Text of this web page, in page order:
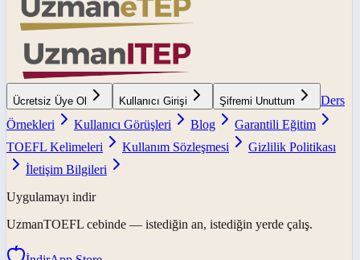
Ücretsiz Üye Ol Kullanıcı Girişi Şifremi Unuttum
Ders
Örnekleri
Kullanıcı Görüşleri Blog
Garantili Eğitim
TOEFL Kelimeleri
Kullanım Sözleşmesi
Gizlilik Politikası
İletişim Bilgileri
Uygulamayı indir
UzmanTOEFL cebinde — istediğin an, istediğin yerde çalış.